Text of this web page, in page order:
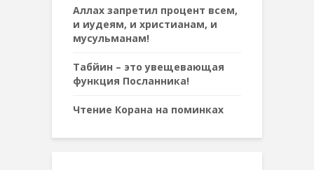
Аллах запретил процент всем,
и иудеям, и христианам, и
мусульманам!
Табйин – это увещевающая
функция Посланника!
Чтение Корана на поминках